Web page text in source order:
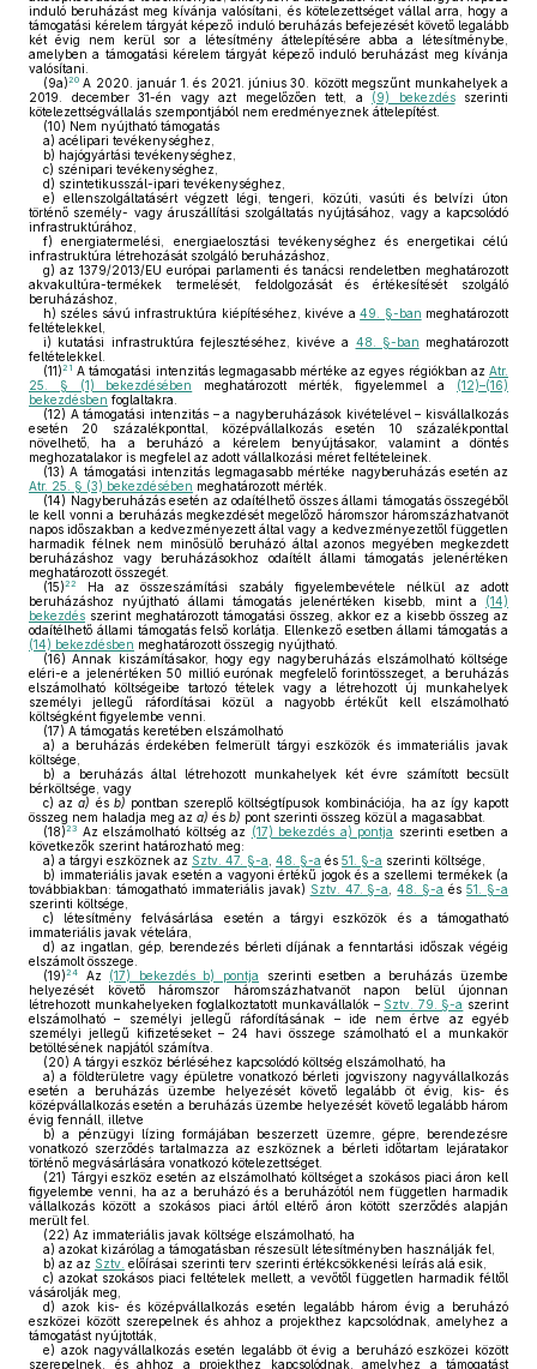
induló beruházást meg kívánja valósítani, és kötelezettséget vállal arra, hogy a
támogatási kérelem tárgyát képező induló beruházás befejezését követő legalább
két évig nem kerül sor a létesítmény áttelepítésére abba a létesítménybe,
amelyben a támogatási kérelem tárgyát képező induló beruházást meg kívánja
valósítani.
(9a)20 A 2020. január 1. és 2021. június 30. között megszűnt munkahelyek a
2019. december 31-én vagy azt megelőzően tett, a (9) bekezdésszerinti
kötelezettségvállalás szempontjából nem eredményeznek áttelepítést.
(10) Nem nyújtható támogatás
a) acélipari tevékenységhez,
b) hajógyártási tevékenységhez,
c) szénipari tevékenységhez,
d) szintetikusszál-ipari tevékenységhez,
e) ellenszolgáltatásért végzett légi, tengeri, közúti, vasúti és belvízi úton
történő személy- vagy áruszállítási szolgáltatás nyújtásához, vagy a kapcsolódó
infrastruktúrához,
f) energiatermelési, energiaelosztási tevékenységhez és energetikai célú
infrastruktúra létrehozását szolgáló beruházáshoz,
g) az 1379/2013/EU európai parlamenti és tanácsi rendeletben meghatározott
akvakultúra-termékek termelését, feldolgozását és értékesítését szolgáló
beruházáshoz,
h) széles sávú infrastruktúra kiépítéséhez, kivéve a49. §-ban meghatározott
feltételekkel,
i) kutatási infrastruktúra fejlesztéséhez, kivéve a 48. §-ban meghatározott
feltételekkel.
(11)21 A támogatási intenzitás legmagasabb mértéke az egyes régiókban az Atr.
25. § (1) bekezdésében
meghatározott mérték, figyelemmel a (12)–(16)
bekezdésben foglaltakra.
(12) A támogatási intenzitás – a nagyberuházások kivételével – kisvállalkozás
esetén 20 százalékponttal, középvállalkozás esetén 10 százalékponttal
növelhető, ha a beruházó a kérelem benyújtásakor, valamint a döntés
meghozatalakor is megfelel az adott vállalkozási méret feltételeinek.
(13) A támogatási intenzitás legmagasabb mértéke nagyberuházás esetén az
Atr. 25. § (3) bekezdésében meghatározott mérték.
(14) Nagyberuházás esetén az odaítélhető összes állami támogatás összegéből
le kell vonni a beruházás megkezdését megelőző háromszor háromszázhatvanöt
napos időszakban a kedvezményezett által vagy a kedvezményezettől független
harmadik félnek nem minősülő beruházó által azonos megyében megkezdett
beruházáshoz vagy beruházásokhoz odaítélt állami támogatás jelenértéken
meghatározott összegét.
(15)22
Ha az összeszámítási szabály figyelembevétele nélkül az adott
beruházáshoz nyújtható állami támogatás jelenértéken kisebb, mint a (14)
bekezdés szerint meghatározott támogatási összeg, akkor ez a kisebb összeg az
odaítélhető állami támogatás felső korlátja. Ellenkező esetben állami támogatás a
(14) bekezdésben meghatározott összegig nyújtható.
(16) Annak kiszámításakor, hogy egy nagyberuházás elszámolható költsége
eléri-e a jelenértéken 50 millió eurónak megfelelő forintösszeget, a beruházás
elszámolható költségeibe tartozó tételek vagy a létrehozott új munkahelyek
személyi jellegű ráfordításai közül a nagyobb értékűt kell elszámolható
költségként figyelembe venni.
(17) A támogatás keretében elszámolható
a) a beruházás érdekében felmerült tárgyi eszközök és immateriális javak
költsége,
b) a beruházás által létrehozott munkahelyek két évre számított becsült
bérköltsége, vagy
c) aza) és b) pontban szereplő költségtípusok kombinációja, ha az így kapott
összeg nem haladja meg az a) és b) pont szerinti összeg közül a magasabbat.
(18)23 Az elszámolható költség az (17) bekezdés a) pontja szerinti esetben a
következők szerint határozható meg:
a) a tárgyi eszköznek az Sztv. 47. §-a 48. §-a és 51. §-a szerinti költsége,
b) immateriális javak esetén a vagyoni értékű jogok és a szellemi termékek (a
továbbiakban: támogatható immateriális javak) Sztv. 47. §-a ,48. §-a és51. §-a
szerinti költsége,
c) létesítmény felvásárlása esetén a tárgyi eszközök és a támogatható
immateriális javak vételára,
d) az ingatlan, gép, berendezés bérleti díjának a fenntartási időszak végéig
elszámolt összege.
(19)24 Az (17) bekezdés b) pontja szerinti esetben a beruházás üzembe
helyezését követő háromszor háromszázhatvanöt napon belül újonnan
létrehozott munkahelyeken foglalkoztatott munkavállalók – Sztv. 79. §-a szerint
elszámolható – személyi jellegű ráfordításának – ide nem értve az egyéb
személyi jellegű kifizetéseket – 24 havi összege számolható el a munkakör
betöltésének napjától számítva.
(20) A tárgyi eszköz bérléséhez kapcsolódó költség elszámolható, ha
a) a földterületre vagy épületre vonatkozó bérleti jogviszony nagyvállalkozás
esetén a beruházás üzembe helyezését követő legalább öt évig, kis- és
középvállalkozás esetén a beruházás üzembe helyezését követő legalább három
évig fennáll, illetve
b) a pénzügyi lízing formájában beszerzett üzemre, gépre, berendezésre
vonatkozó szerződés tartalmazza az eszköznek a bérleti időtartam lejáratakor
történő megvásárlására vonatkozó kötelezettséget.
(21) Tárgyi eszköz esetén az elszámolható költséget a szokásos piaci áron kell
figyelembe venni, ha az a beruházó és a beruházótól nem független harmadik
vállalkozás között a szokásos piaci ártól eltérő áron kötött szerződés alapján
merült fel.
(22) Az immateriális javak költsége elszámolható, ha
a) azokat kizárólag a támogatásban részesült létesítményben használják fel,
b) az az Sztv. előírásai szerinti terv szerinti értékcsökkenési leírás alá esik,
c) azokat szokásos piaci feltételek mellett, a vevőtől független harmadik féltől
vásárolják meg,
d) azok kis- és középvállalkozás esetén legalább három évig a beruházó
eszközei között szerepelnek és ahhoz a projekthez kapcsolódnak, amelyhez a
támogatást nyújtották,
e) azok nagyvállalkozás esetén legalább öt évig a beruházó eszközei között
szerepelnek, és ahhoz a projekthez kapcsolódnak, amelyhez a támogatást